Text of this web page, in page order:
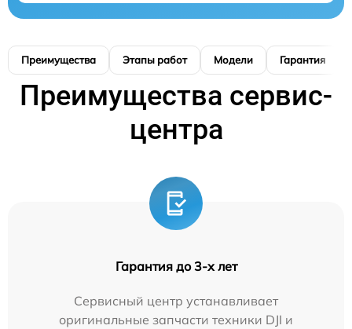
Преимущества Этапы работ Модели Гарантия
Преимущества сервис-
центра
Гарантия до 3-х лет
Сервисный центр устанавливает
оригинальные запчасти техники DJI и